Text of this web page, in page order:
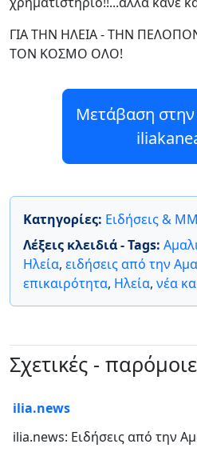
ΓΙΑ ΤΗΝ ΗΛΕΙΑ - ΤΗΝ
ΤΟΝ ΚΟΣΜΟ ΟΛΟ!
Μετάβαση στην
Κατηγορίες: Ειδήσεις &
Λέξεις κλειδιά - Tags:
Ηλεία, ειδήσεις από την
επικαιρότητα, Ηλεία, νέα
Σχετικές -
ilia.news
ilia.news: Ειδήσεις από την